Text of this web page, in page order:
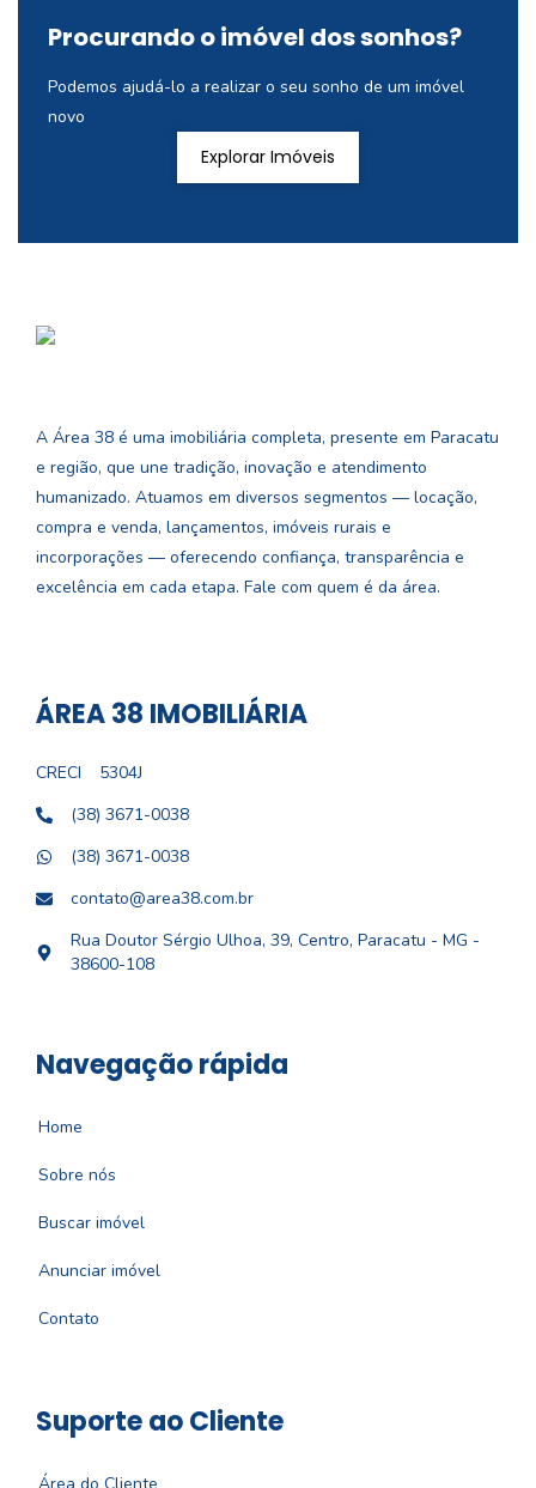
Procurando o imóvel dos sonhos?
Podemos ajudá-lo a realizar o seu sonho de um imóvel
novo
Explorar Imóveis
A Área 38 é uma imobiliária completa, presente em Paracatu
e região, que une tradição, inovação e atendimento
humanizado. Atuamos em diversos segmentos — locação,
compra e venda, lançamentos, imóveis rurais e
incorporações — oferecendo confiança, transparência e
excelência em cada etapa. Fale com quem é da área.
ÁREA 38 IMOBILIÁRIA
CRECI
5304J
(38) 3671-0038
(38) 3671-0038
contato@area38.com.br
Rua Doutor Sérgio Ulhoa, 39, Centro, Paracatu - MG -
38600-108
Navegação rápida
Home
Sobre nós
Buscar imóvel
Anunciar imóvel
Contato
Suporte ao Cliente